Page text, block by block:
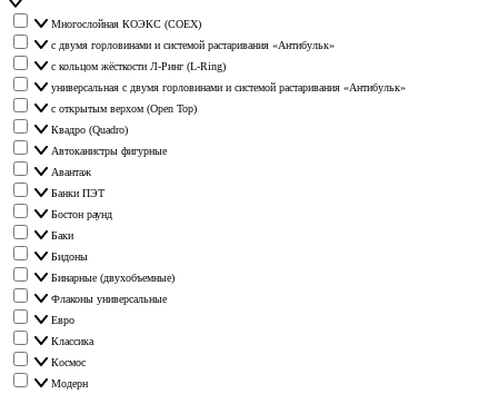
Многослойная КОЭКС (COEX)
с двумя горловинами и системой растаривания «Антибульк»
с кольцом жёсткости Л-Ринг (L-Ring)
универсальная с двумя горловинами и системой растаривания «Антибульк»
с открытым верхом (Open Top)
Квадро (Quadro)
Автоканистры фигурные
Авантаж
Банки ПЭТ
Бостон раунд
Баки
Бидоны
Бинарные (двухобъемные)
Флаконы универсальные
Евро
Классика
Космос
Модерн